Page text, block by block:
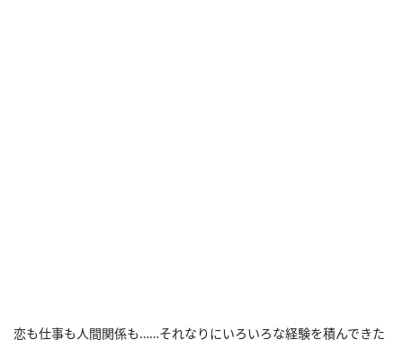
恋も仕事も人間関係も……それなりにいろいろな経験を積んできた